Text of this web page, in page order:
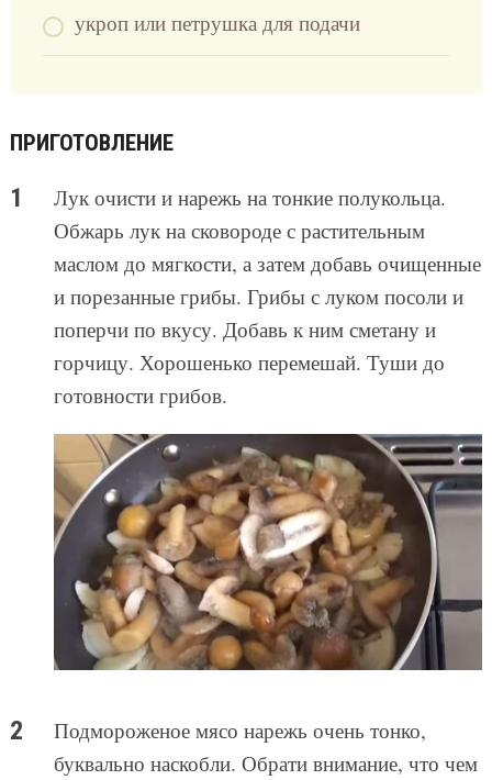
укроп или петрушка для подачи
ПРИГОТОВЛЕНИЕ
Лук очисти и нарежь на тонкие полукольца.
Обжарь лук на сковороде с растительным
маслом до мягкости, а затем добавь очищенные
и порезанные грибы. Грибы с луком посоли и
поперчи по вкусу. Добавь к ним сметану и
горчицу. Хорошенько перемешай. Туши до
готовности грибов.
Подмороженое мясо нарежь очень тонко,
буквально наскобли. Обрати внимание, что чем